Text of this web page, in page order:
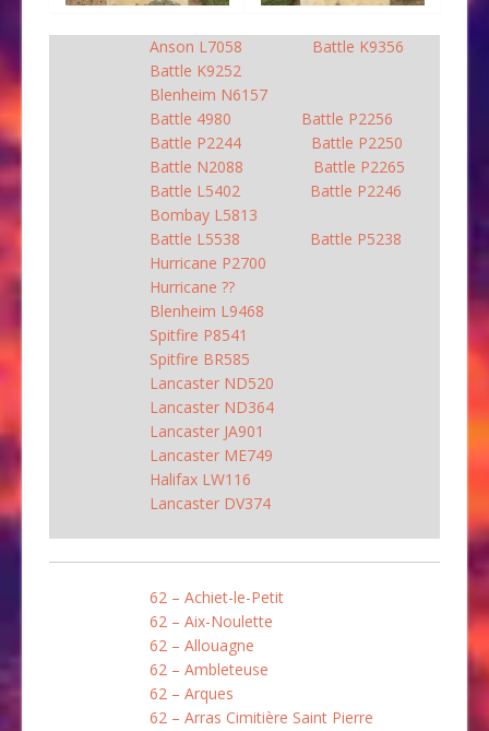
Anson L7058
Battle K9356
Battle K9252
Blenheim N6157
Battle 4980
Battle P2256
Battle P2244
Battle P2250
Battle N2088
Battle P2265
Battle L5402
Battle P2246
Bombay L5813
Battle L5538
Battle P5238
Hurricane P2700
Hurricane ??
Blenheim L9468
Spitfire P8541
Spitfire BR585
Lancaster ND520
Lancaster ND364
Lancaster JA901
Lancaster ME749
Halifax LW116
Lancaster DV374
62 – Achiet-le-Petit
62 – Aix-Noulette
62 – Allouagne
62 – Ambleteuse
62 – Arques
62 – Arras Cimitière Saint Pierre